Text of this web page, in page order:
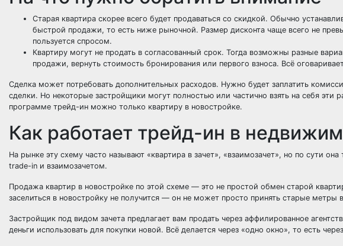
Старая квартира скорее всего будет продаваться со скидкой. Обычно
быстрой продажи, то есть ниже рыночной. Размер дисконта чаще всего не
пользуется спросом.
Квартиру могут не продать в согласованный срок. Тогда возможны разные
продажи, вернуть стоимость бронирования или первого взноса. Всё
Сделка может потребовать дополнительных расходов. Нужно будет заплатить
сделки. Но некоторые застройщики могут полностью или частично взять на себя эти
программе трейд-ин можно только квартиру в новостройке.
Как работает трейд-ин в
На рынке эту схему часто называют «квартира в зачет», «взаимозачет», но по сути
trade-in и взаимозачетом.
Продажа квартир в новостройке по этой схеме — это не простой обмен старой
заселиться в новостройку не получится — он не может просто принять старые метры
Застройщик под видом зачета предлагает вам продать через аффилированное
деньги использовать для покупки новой. Всё делается через «одно окно», то есть